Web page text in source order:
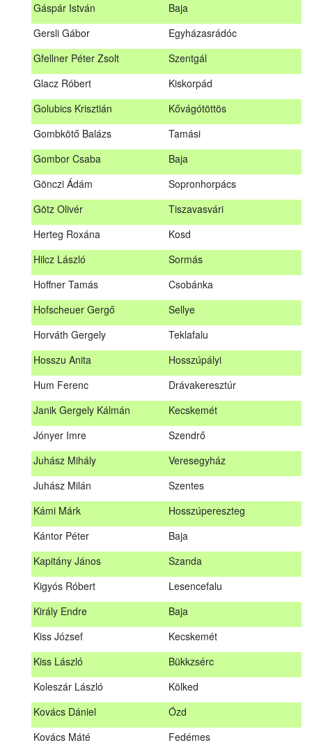
Gáspár István
Baja
Gersli Gábor
Egyházasrádóc
Gfellner Péter Zsolt
Szentgál
Glacz Róbert
Kiskorpád
Golubics Krisztián
Kővágótöttös
Gombkötő Balázs
Tamási
Gombor Csaba
Baja
Gönczi Ádám
Sopronhorpács
Götz Olivér
Tiszavasvári
Herteg Roxána
Kosd
Hilcz László
Sormás
Hoffner Tamás
Csobánka
Hofscheuer Gergő
Sellye
Horváth Gergely
Teklafalu
Hosszu Anita
Hosszúpályi
Hum Ferenc
Drávakeresztúr
Janik Gergely Kálmán
Kecskemét
Jónyer Imre
Szendrő
Juhász Mihály
Veresegyház
Juhász Milán
Szentes
Kámi Márk
Hosszúpereszteg
Kántor Péter
Baja
Kapitány János
Szanda
Kigyós Róbert
Lesencefalu
Király Endre
Baja
Kiss József
Kecskemét
Kiss László
Bükkzsérc
Koleszár László
Kölked
Kovács Dániel
Ózd
Kovács Máté
Fedémes
Gaál Győző Bálint
Esztergom
Miskolc
Szilvásvárad
Egyházasrádóc
Kiskorpád
Kővágótöttös
Gombor Csaba
Kosd
Csobánka
Horváth Gergely
Hosszu Anita
Drávakeresztúr
Szendrő
Veresegyház
Juhász Milán
Kámi Márk
Kántor Péter
Baja